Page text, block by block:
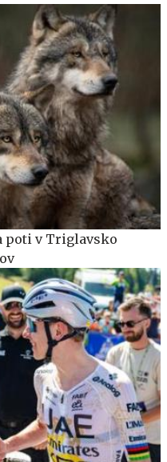
poti v Triglavsko